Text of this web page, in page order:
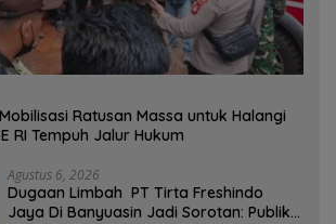
Ratusan Massa untuk Halangi
RI Tempuh Jalur Hukum
Agustus 6, 2026
Dugaan Limbah PT Tirta Freshindo
Jaya Di Banyuasin Jadi Sorotan: Publik